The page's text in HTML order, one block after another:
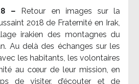
–
Retour en images sur la
2018 de Fraternité en Irak,
irakien des montagnes du
Au delà des échanges sur les
les habitants, les volontaires
au cœur de leur mission, en
de visiter, d’écouter et de